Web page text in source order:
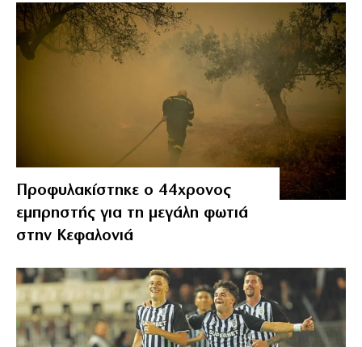
Προφυλακίστηκε ο 44χρονος
εμπρηστής για τη μεγάλη φωτιά
στην Κεφαλονιά